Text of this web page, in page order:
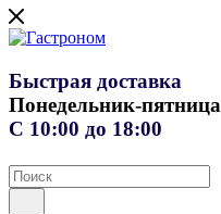
Быстрая доставка
Понедельник-пятница
С 10:00 до 18:00